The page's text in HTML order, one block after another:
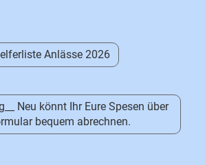
Anlässe 2026
Neu könnt Ihr Eure Spesen über
bequem abrechnen.